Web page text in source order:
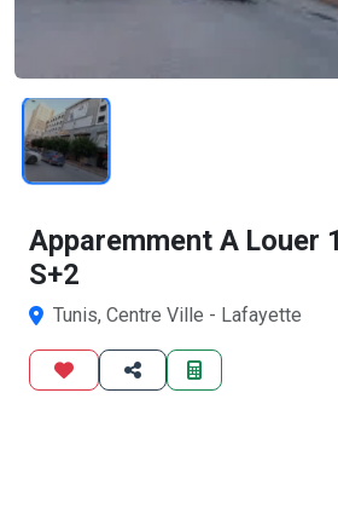
1/1
Apparemment A Louer
S+2
Tunis, Centre Ville - Lafayette